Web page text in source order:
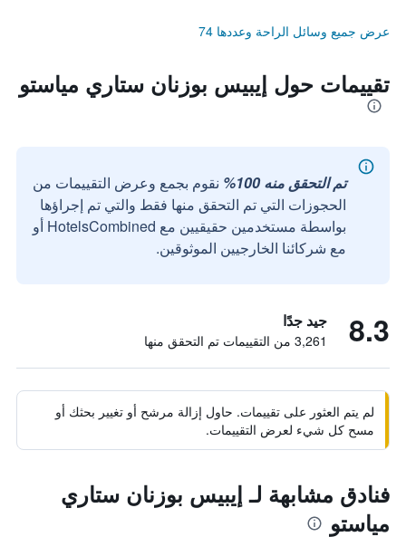
عرض جميع وسائل الراحة وعددها 74
تقييمات حول إيبيس بوزنان ستاري مياستو
تم التحقق منه 100%
نقوم بجمع وعرض التقييمات من
الحجوزات التي تم التحقق منها فقط والتي تم إجراؤها
بواسطة مستخدمين حقيقيين مع HotelsCombined أو
مع شركائنا الخارجيين الموثوقين.
8.3 جيد جدًا
3,261 من التقييمات تم التحقق منها
لم يتم العثور على تقييمات. حاول إزالة مرشح أو تغيير بحثك أو
مسح كل شيء لعرض التقييمات.
فنادق مشابهة لـ إيبيس بوزنان ستاري
مياستو